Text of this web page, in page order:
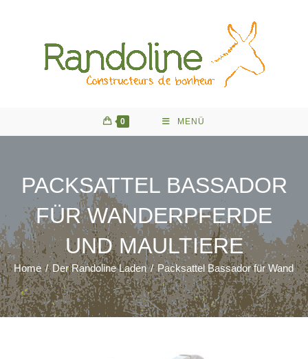
0 MENÜ
PACKSATTEL BASSADOR
FÜR WANDERPFERDE
UND MAULTIERE
Home / Der Randoline Laden / Packsattel Bassador für